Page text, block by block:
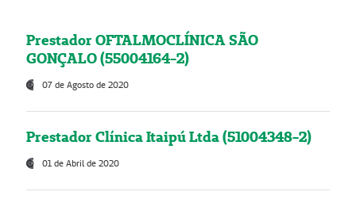
Prestador OFTALMOCLÍNICA SÃO
GONÇALO (55004164-2)
07 de Agosto de 2020
Prestador Clínica Itaipú Ltda (51004348-2)
01 de Abril de 2020